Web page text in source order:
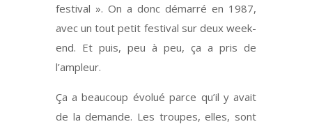
festival ». On a donc démarré en 1987,
avec un tout petit festival sur deux week-
end. Et puis, peu à peu, ça a pris de
l’ampleur.
Ça a beaucoup évolué parce qu’il y avait
de la demande. Les troupes, elles, sont